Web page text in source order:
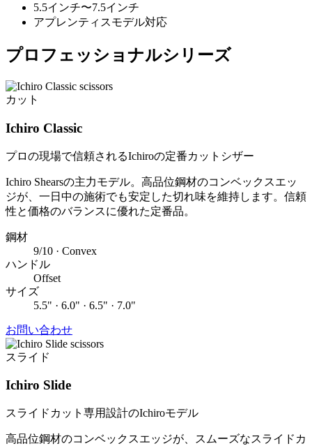
5.5インチ〜7.5インチ
アプレンティスモデル対応
プロフェッショナルシリーズ
カット
Ichiro Classic
プロの現場で信頼されるIchiroの定番カットシザー
Ichiro Shearsの主力モデル。高品位鋼材のコンベックスエッ
ジが、一日中の施術でも安定した切れ味を維持します。信頼
性と価格のバランスに優れた定番品。
鋼材
9/10 · Convex
ハンドル
Offset
サイズ
5.5" · 6.0" · 6.5" · 7.0"
お問い合わせ
スライド
Ichiro Slide
スライドカット専用設計のIchiroモデル
高品位鋼材のコンベックスエッジが、スムーズなスライドカ